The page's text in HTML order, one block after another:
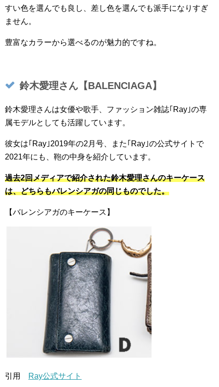
すい色を選んでも良し、差し色を選んでも派手になりすぎ
ません。
豊富なカラーから選べるのが魅力的ですね。
鈴木愛理さん【BALENCIAGA】
鈴木愛理さんは女優や歌手、ファッション雑誌｢Ray｣の専
属モデルとしても活躍しています。
彼女は｢Ray｣2019年の2月号、また｢Ray｣の公式サイトで
2021年にも、鞄の中身を紹介しています。
過去2回メディアで紹介された鈴木愛理さんのキーケース
は、どちらもバレンシアガの同じものでした。
【バレンシアガのキーケース】
引用 Ray公式サイト